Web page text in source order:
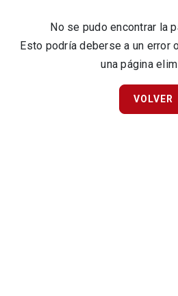
No se pudo encontrar la
Esto podría deberse a un error
una página
VOLVER